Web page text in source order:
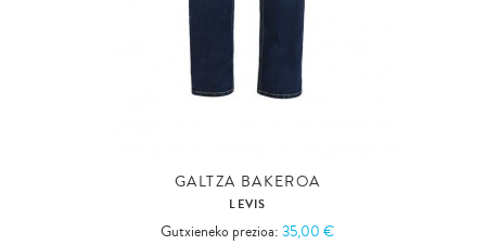
GALTZA BAKEROA
LEVIS
Gutxieneko prezioa:35,00 €